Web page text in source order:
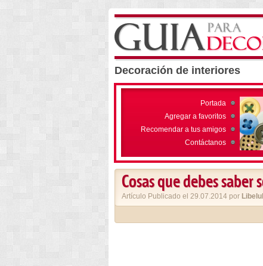
Decoración de interiores
Portada
Agregar a favoritos
Recomendar a tus amigos
Contáctanos
Cosas que debes saber
Artículo Publicado el 29.07.2014 por